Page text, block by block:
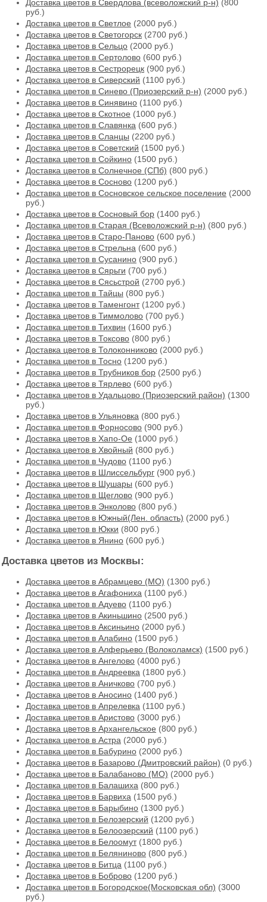
Доставка цветов в Свердлова (всеволожский р-н) (800
руб.)
Доставка цветов в Светлое (2000 руб.)
Доставка цветов в Светогорск (2700 руб.)
Доставка цветов в Сельцо (2000 руб.)
Доставка цветов в Сертолово (600 руб.)
Доставка цветов в Сестрорецк (900 руб.)
Доставка цветов в Сиверский (1100 руб.)
Доставка цветов в Синево (Приозерский р-н) (2000 руб.)
Доставка цветов в Синявино (1100 руб.)
Доставка цветов в Скотное (1000 руб.)
Доставка цветов в Славянка (600 руб.)
Доставка цветов в Сланцы (2200 руб.)
Доставка цветов в Советский (1500 руб.)
Доставка цветов в Сойкино (1500 руб.)
Доставка цветов в Солнечное (СПб) (800 руб.)
Доставка цветов в Сосново (1200 руб.)
Доставка цветов в Сосновское сельское поселение (2000
руб.)
Доставка цветов в Сосновый бор (1400 руб.)
Доставка цветов в Старая (Всеволожский р-н) (800 руб.)
Доставка цветов в Старо-Паново (600 руб.)
Доставка цветов в Стрельна (600 руб.)
Доставка цветов в Сусанино (900 руб.)
Доставка цветов в Сярьги (700 руб.)
Доставка цветов в Сясьстрой (2700 руб.)
Доставка цветов в Тайцы (800 руб.)
Доставка цветов в Таменгонт(1200 руб.)
Доставка цветов в Тиммолово (700 руб.)
Доставка цветов в Тихвин (1600 руб.)
Доставка цветов в Токсово (800 руб.)
Доставка цветов в Толоконниково (2000 руб.)
Доставка цветов в Тосно (1200 руб.)
Доставка цветов в Трубников бор (2500 руб.)
Доставка цветов в Тярлево (600 руб.)
Доставка цветов в Удальцово (Приозерский район) (1300
руб.)
Доставка цветов в Ульяновка (800 руб.)
Доставка цветов в Форносово (900 руб.)
Доставка цветов в Хапо-Ое (1000 руб.)
Доставка цветов в Хвойный (800 руб.)
Доставка цветов в Чудово (1100 руб.)
Доставка цветов в Шлиссельбург (900 руб.)
Доставка цветов в Шушары (600 руб.)
Доставка цветов в Щеглово (900 руб.)
Доставка цветов в Энколово (800 руб.)
Доставка цветов в Южный(Лен. область) (2000 руб.)
Доставка цветов в Юкки (800 руб.)
Доставка цветов в Янино (600 руб.)
Доставка цветов из Москвы:
Доставка цветов в Абрамцево (МО) (1300 руб.)
Доставка цветов в Агафониха (1100 руб.)
Доставка цветов в Адуево (1100 руб.)
Доставка цветов в Акиньшино (2500 руб.)
Доставка цветов в Аксиньино (2000 руб.)
Доставка цветов в Алабино (1500 руб.)
Доставка цветов в Алферьево (Волоколамск) (1500 руб.)
Доставка цветов в Ангелово (4000 руб.)
Доставка цветов в Андреевка (1800 руб.)
Доставка цветов в Аничково (700 руб.)
Доставка цветов в Аносино (1400 руб.)
Доставка цветов в Апрелевка (1100 руб.)
Доставка цветов в Аристово (3000 руб.)
Доставка цветов в Архангельское (800 руб.)
Доставка цветов в Астра (2000 руб.)
Доставка цветов в Бабурино (2000 руб.)
Доставка цветов в Базарово (Дмитровский район) (0 руб.)
Доставка цветов в Балабаново (МО) (2000 руб.)
Доставка цветов в Балашиха (800 руб.)
Доставка цветов в Барвиха (1500 руб.)
Доставка цветов в Барыбино (1300 руб.)
Доставка цветов в Белозерский (1200 руб.)
Доставка цветов в Белоозерский (1100 руб.)
Доставка цветов в Белоомут(1800 руб.)
Доставка цветов в Беляниново (800 руб.)
Доставка цветов в Битца (1100 руб.)
Доставка цветов в Боброво (1200 руб.)
Доставка цветов в Богородское(Московская обл) (3000
руб.)